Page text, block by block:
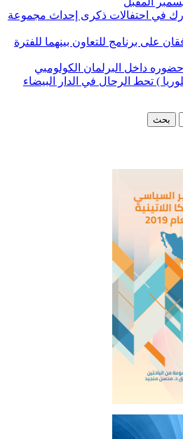
في احتفالات ذكرى إحداث مجموعة
على برنامج للتعاون بينهما للفترة
داخل البرلمان الكولومبي
) تحط الرحال في الدار البيضاء